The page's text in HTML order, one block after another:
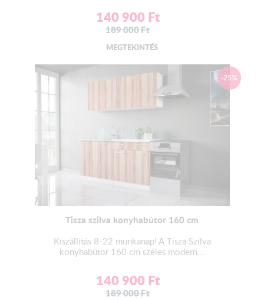
140 900 Ft
189 000Ft
MEGTEKINTÉS
-25%
Tisza szilva konyhabútor 160 cm
Kiszállítás 8-22 munkanap! A Tisza Szilva
konyhabútor 160 cm széles modern...
140 900 Ft
189 000Ft